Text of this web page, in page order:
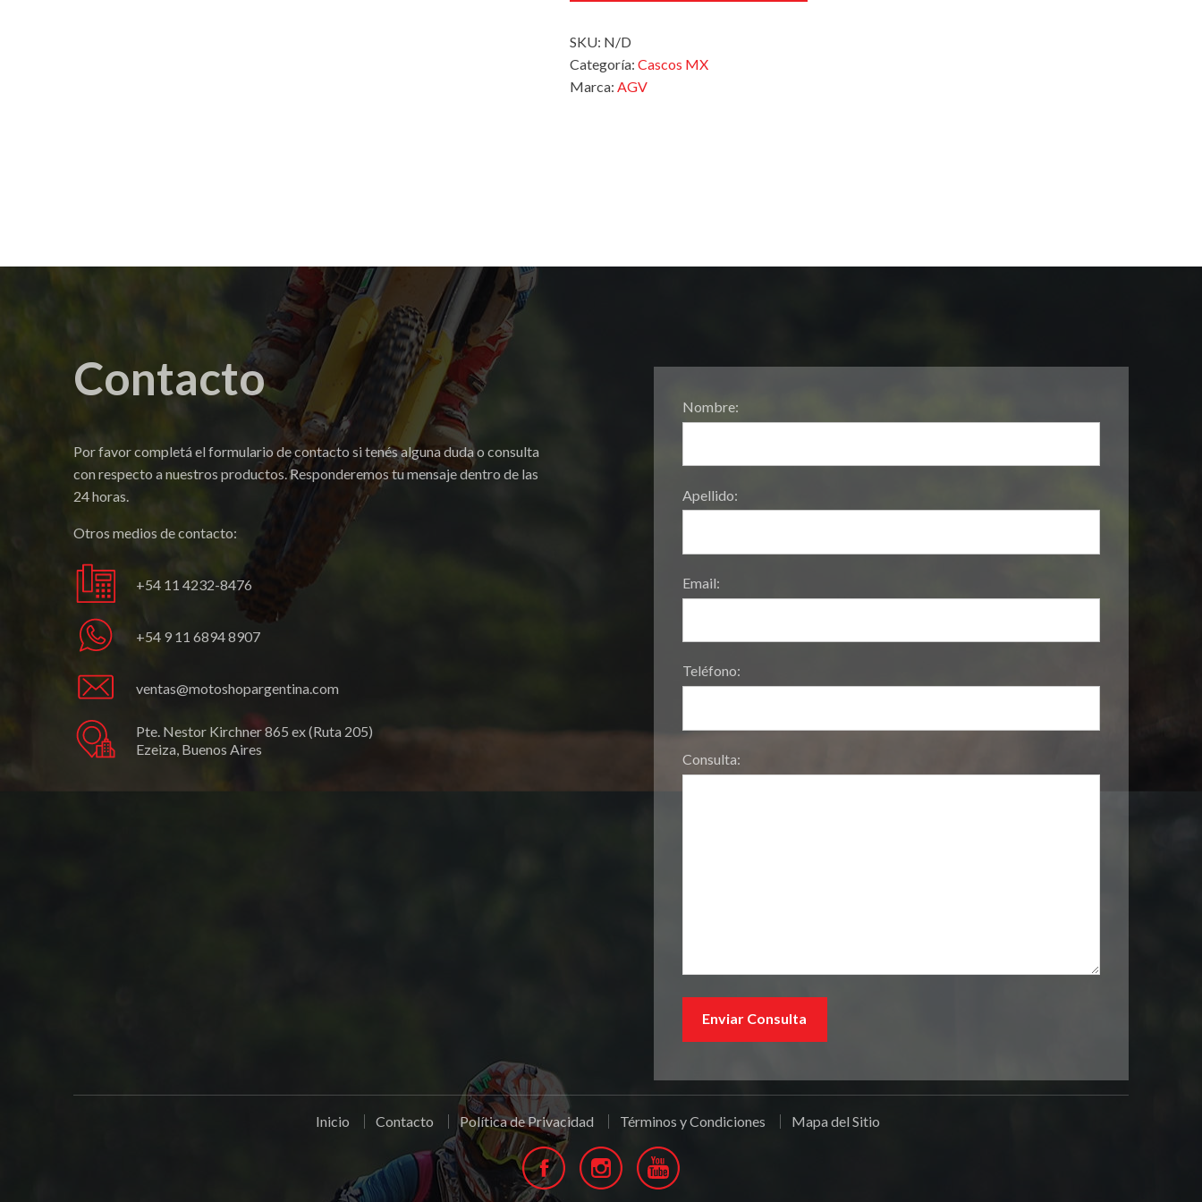
SKU: N/D
Categoría:Cascos MX
Marca:AGV
Contacto
Por favor completá el formulario de contacto si tenés alguna duda o consulta
con respecto a nuestros productos. Responderemos tu mensaje dentro de las
24 horas.
Otros medios de contacto:
+54 11 4232-8476
+54 9 11 6894 8907
ventas@motoshopargentina.com
Pte. Nestor Kirchner 865 ex (Ruta 205)
Ezeiza, Buenos Aires
Nombre:
Apellido:
Email:
Teléfono:
Consulta:
Inicio Contacto Política de Privacidad Términos y Condiciones Mapa del Sitio